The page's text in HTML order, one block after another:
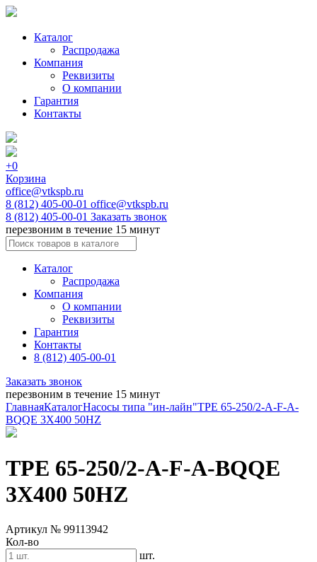
Каталог
Распродажа
Компания
Реквизиты
О компании
Гарантия
Контакты
+0
Корзина
office@vtkspb.ru
8 (812) 405-00-01 office@vtkspb.ru
8 (812) 405-00-01 Заказать звонок
перезвоним в течение 15 минут
Каталог
Распродажа
Компания
О компании
Реквизиты
Гарантия
Контакты
8 (812) 405-00-01
Заказать звонок
перезвоним в течение 15 минут
ГлавнаяКаталогНасосы типа "ин-лайн"TPE 65-250/2-A-F-A-
BQQE 3X400 50HZ
TPE 65-250/2-A-F-A-BQQE
3X400 50HZ
Артикул № 99113942
Кол-во
шт.